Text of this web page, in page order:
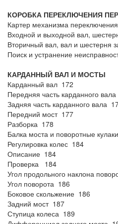
КОРОБКА ПЕРЕКЛЮЧЕНИЯ
Картер механизма
Входной и выходной вал,
Вторичный вал, вал и шестерня
Поиск и устранение
КАРДАННЫЙ ВАЛ И МОСТЫ
Карданный вал 172
Передняя часть карданного
Задняя часть карданного вала
Передний мост 177
Разборка 178
Балка моста и поворотные
Регулировка колес 184
Описание 184
Проверка 184
Угол продольного наклона
Угол поворота 186
Боковое скольжение 186
Задний мост 187
Ступица колеса 189